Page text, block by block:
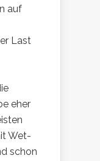
auf
Last
eher
Wet-
schon